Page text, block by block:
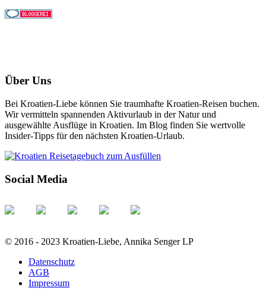
Über Uns
Bei Kroatien-Liebe können Sie traumhafte Kroatien-Reisen buchen.
Wir vermitteln spannenden Aktivurlaub in der Natur und
ausgewählte Ausflüge in Kroatien. Im Blog finden Sie wertvolle
Insider-Tipps für den nächsten Kroatien-Urlaub.
Social Media
© 2016 - 2023 Kroatien-Liebe, Annika Senger LP
Datenschutz
AGB
Impressum